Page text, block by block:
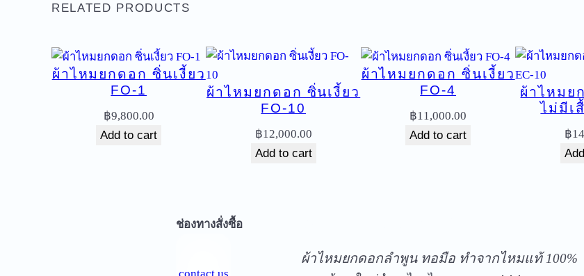
อ
ก
น
0
RELATED PRODUCTS
ผ้าไหมยกดอก ซิ่นเงี้ยว
FO-1
฿9,800.00
Add to cart
ผ้าไหมยกดอก ซิ่นเงี้ยว
FO-10
฿12,000.00
Add to cart
ผ้าไหมยกดอก ซิ่นเงี้ยว
FO-4
฿11,000.00
Add to cart
ผ้าไหมย
ไม่มีเ
฿
ช่องทางสั่งซื้อ
contact us
ผ้าไหมยกดอกลำพูน ทอมือ ทำจากไหมแท้ 100%